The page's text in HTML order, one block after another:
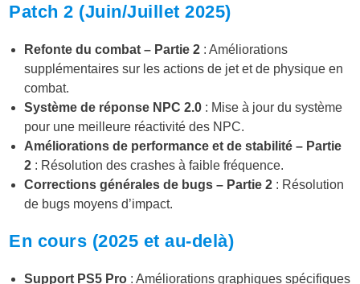
Patch 2 (Juin/Juillet 2025)
Refonte du combat – Partie 2 : Améliorations
supplémentaires sur les actions de jet et de physique en
combat.
Système de réponse NPC 2.0 : Mise à jour du système
pour une meilleure réactivité des NPC.
Améliorations de performance et de stabilité – Partie
2 : Résolution des crashes à faible fréquence.
Corrections générales de bugs – Partie 2 : Résolution
de bugs moyens d’impact.
En cours (2025 et au-delà)
Support PS5 Pro : Améliorations graphiques spécifiques